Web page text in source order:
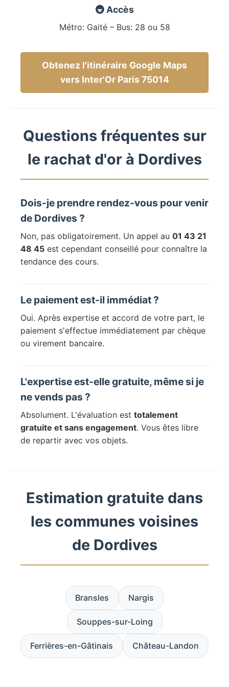
🚇 Accès
Métro: Gaité – Bus: 28 ou 58
Obtenez l'itinéraire Google Maps
vers Inter'Or Paris 75014
Questions fréquentes sur
le rachat d'or à Dordives
Dois-je prendre rendez-vous pour venir
de Dordives ?
Non, pas obligatoirement. Un appel au 01 43 21
48 45 est cependant conseillé pour connaître la
tendance des cours.
Le paiement est-il immédiat ?
Oui. Après expertise et accord de votre part, le
paiement s'effectue immédiatement par chèque
ou virement bancaire.
L'expertise est-elle gratuite, même si je
ne vends pas ?
Absolument. L'évaluation est totalement
gratuite et sans engagement. Vous êtes libre
de repartir avec vos objets.
Estimation gratuite dans
les communes voisines
de Dordives
Bransles Nargis
Souppes-sur-Loing
Ferrières-en-Gâtinais Château-Landon